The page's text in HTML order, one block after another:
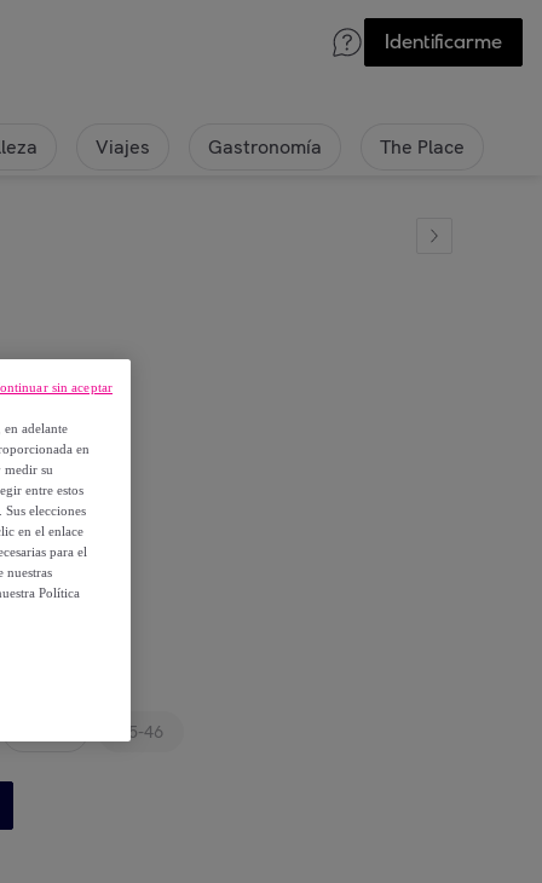
Identificarme
Viajes Gastronomía The Place
45-46
adelante
en
medir su
entre estos
elecciones
en el enlace
para el
nuestras
Política
sin aceptar